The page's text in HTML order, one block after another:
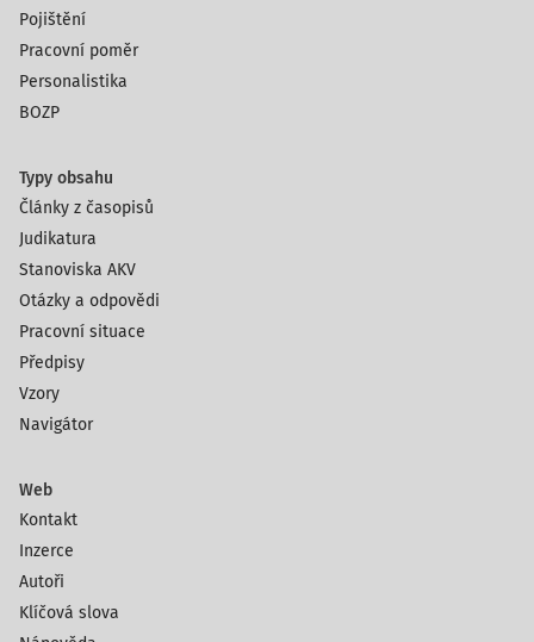
Pojištění
Pracovní poměr
Personalistika
BOZP
Typy obsahu
Články z časopisů
Judikatura
Stanoviska AKV
Otázky a odpovědi
Pracovní situace
Předpisy
Vzory
Navigátor
Web
Kontakt
Inzerce
Autoři
Klíčová slova